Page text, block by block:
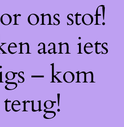
ons stof!
aan iets
– kom